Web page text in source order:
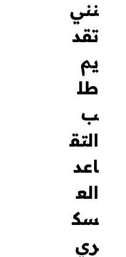
التقاعد
قبل أن
تقديم
طلب
التقاعد،
أنك
تستوفي
كافة
الشروط
يجب أن
أكملت
المطلوبة